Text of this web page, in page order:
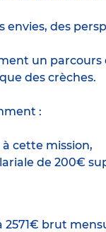
envies, des
un
des crèches.
:
cette mission,
de 200€
2571€ brut